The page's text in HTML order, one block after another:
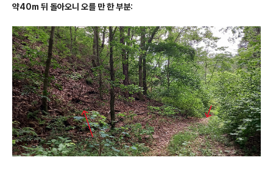
약40m 뒤 돌아오니 오를 만 한 부분: